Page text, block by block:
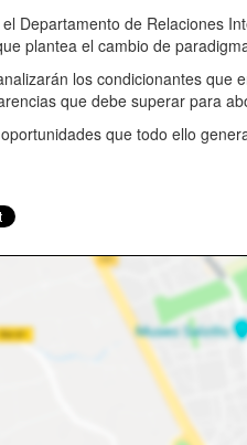
Departamento de Relaciones
plantea el cambio de
los condicionantes
que debe superar para
que todo ello